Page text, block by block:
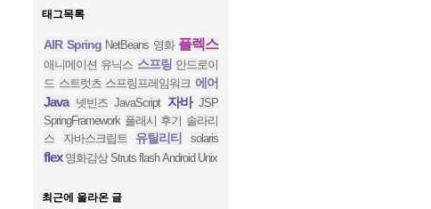
태그목록
AIR Spring NetBeans 영화 플렉스
애니메이션 유닉스 스프링 안드로이
드 스트럿츠 스프링프레임워크 에어
Java 넷빈즈 JavaScript 자바 JSP
SpringFramework 플래시 후기 솔라리
스
자바스크립트 유틸리티 solaris
flex 영화감상 Struts flash Android Unix
최근에 올라온 글